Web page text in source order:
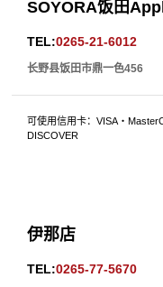
SOYORA饭田
TEL:0265-21-6012
长野县饭田市鼎一色456
可使用信用卡：VISA・
DISCOVER
伊那店
TEL:0265-77-5670